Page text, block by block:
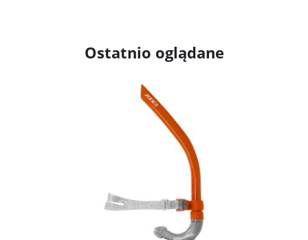
Ostatnio oglądane